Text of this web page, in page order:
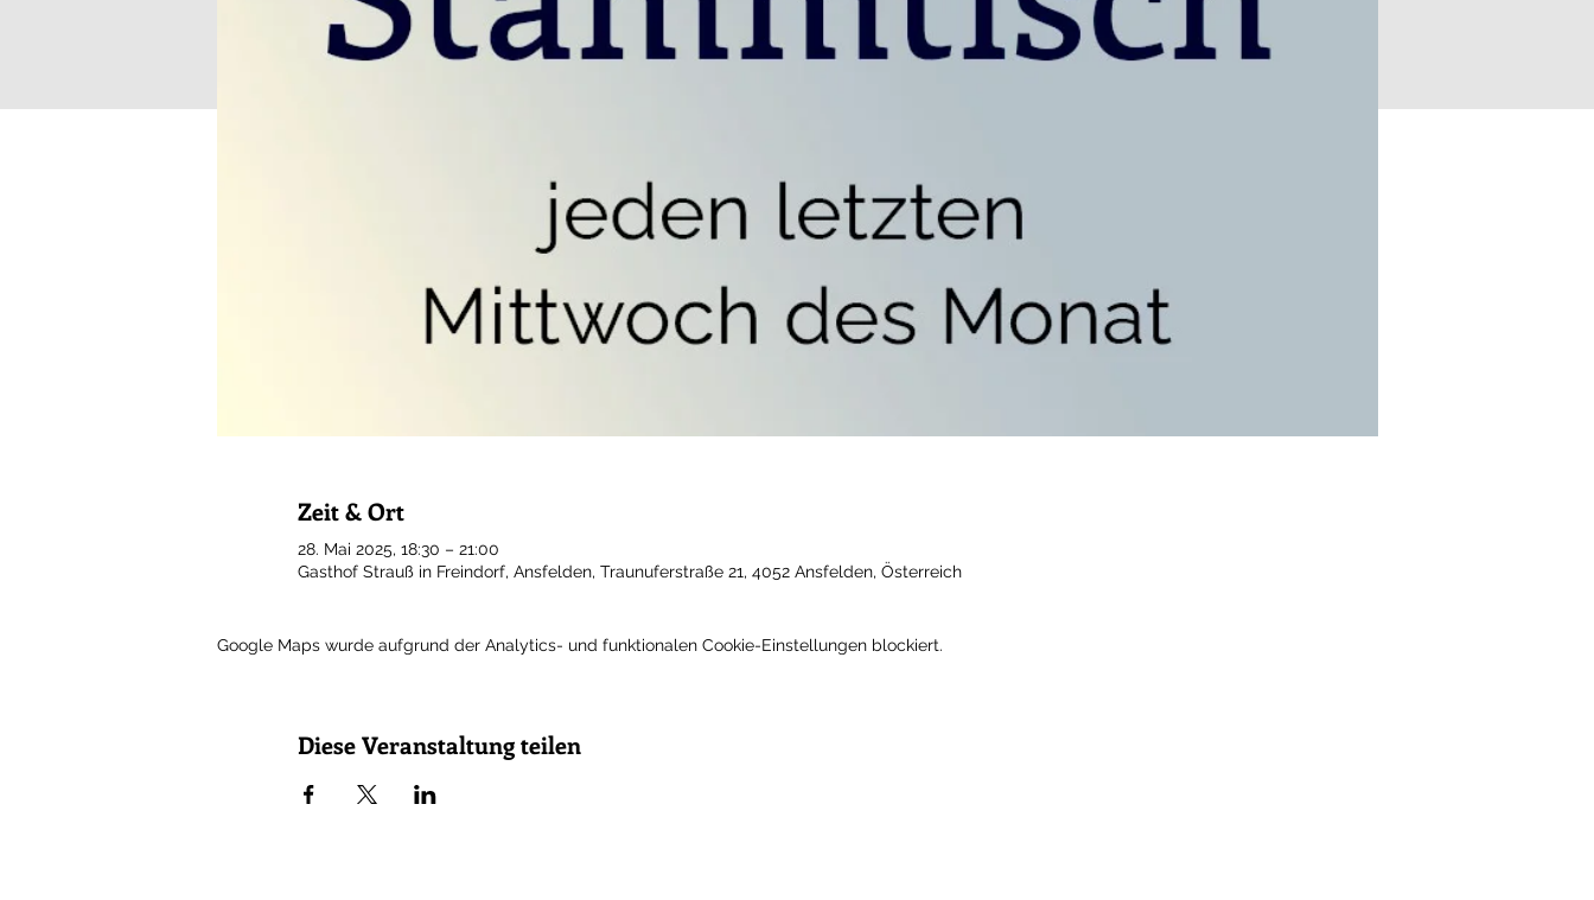
Zeit & Ort
28. Mai 2025, 18:30 – 21:00
Gasthof Strauß in Freindorf, Ansfelden, Traunuferstraße 21, 4052 Ansfelden, Österreich
Google Maps wurde aufgrund der Analytics- und funktionalen Cookie-Einstellungen blockiert.
Diese Veranstaltung teilen